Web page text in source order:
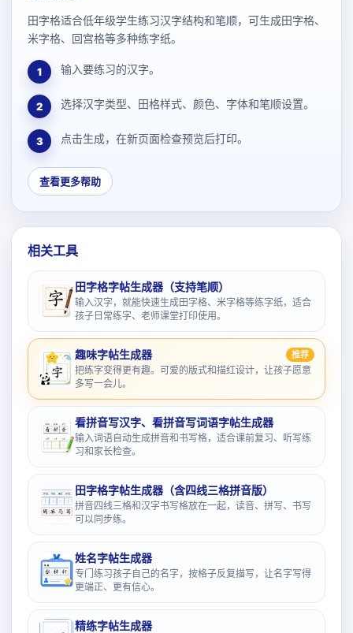
田字格适合低年级学生练习汉字结构和笔顺，可生成田字格、
米字格、回宫格等多种练字纸。
1 输入要练习的汉字。
2 选择汉字类型、田格样式、颜色、字体和笔顺设置。
3 点击生成，在新页面检查预览后打印。
查看更多帮助
相关工具
田字格字帖生成器（支持笔顺）
输入汉字，就能快速生成田字格、米字格等练字纸，适合
孩子日常练字、老师课堂打印使用。
趣味字帖生成器 推荐
把练字变得更有趣。可爱的版式和描红设计，让孩子愿意
多写一会儿。
看拼音写汉字、看拼音写词语字帖生成器
输入词语自动生成拼音和书写格，适合课前复习、听写练
习和家长检查。
田字格字帖生成器（含四线三格拼音版）
拼音四线三格和汉字书写格放在一起，读音、拼写、书写
可以同步练。
姓名字帖生成器
专门练习孩子自己的名字，按格子反复描写，让名字写得
更端正、更有信心。
精练字帖生成器